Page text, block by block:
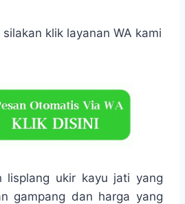
klik layanan WA kami
lisplang ukir kayu jati yang
gampang dan harga yang